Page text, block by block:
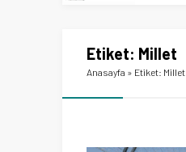
Etiket: Millet
Anasayfa » Etiket: Millet